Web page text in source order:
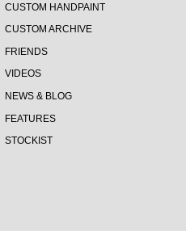
CUSTOM HANDPAINT
CUSTOM ARCHIVE
FRIENDS
VIDEOS
NEWS & BLOG
FEATURES
STOCKIST